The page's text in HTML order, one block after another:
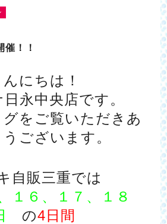
催！！
んにちは！
永中央店です。
をご覧いただきあ
ございます。
自販三重では
１６、１７、１８
の4日間